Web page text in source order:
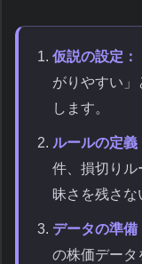
仮説の設定：
がりやすい」
します。
ルールの定義
件、損切りル
昧さを残さな
データの準備
の株価データ